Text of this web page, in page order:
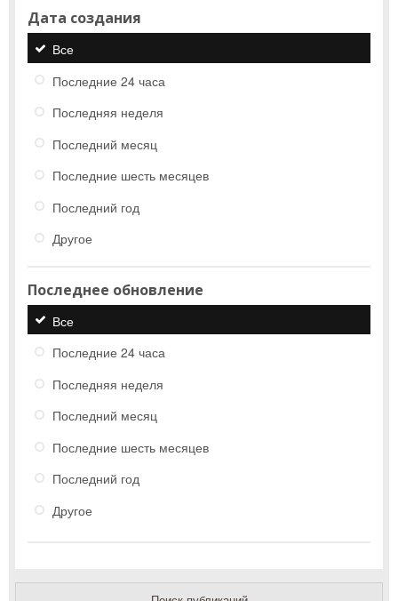
Дата создания
Все
Последние 24 часа
Последняя неделя
Последний месяц
Последние шесть месяцев
Последний год
Другое
Последнее обновление
Все
Последние 24 часа
Последняя неделя
Последний месяц
Последние шесть месяцев
Последний год
Другое